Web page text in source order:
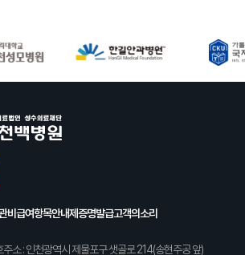
비급여항목안내제증명발급고객의소리
주소 : 인천광역시 제물포구 샛골로 214(송현주공 앞)